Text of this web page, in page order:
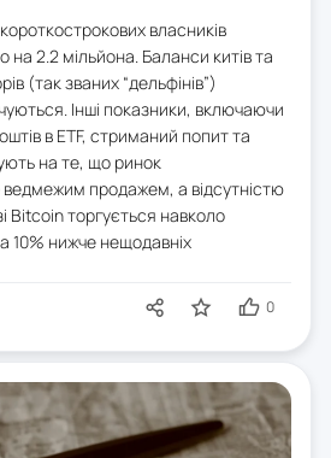
власників
2.2 мільйона. Баланси китів та
(так званих “дельфінів”)
Інші показники, включаючи
в ETF, стриманий попит та
на те, що ринок
продажем, а відсутністю
Bitcoin торгується навколо
10% нижче нещодавніх
0